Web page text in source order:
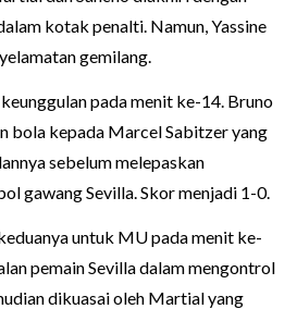
kotak penalti. Namun, Yassine
gemilang.
pada menit ke-14. Bruno
bola kepada Marcel Sabitzer yang
sebelum melepaskan
gawang Sevilla. Skor menjadi 1-0.
untuk MU pada menit ke-
pemain Sevilla dalam mengontrol
dikuasai oleh Martial yang